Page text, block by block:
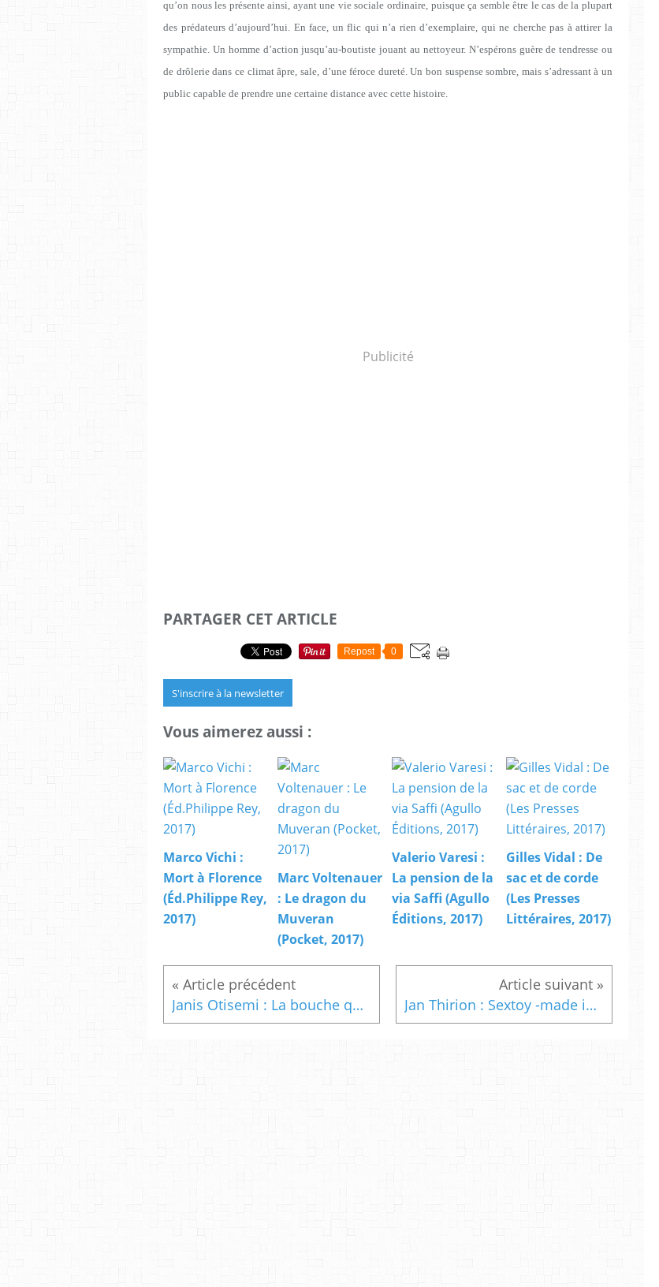
qu’on nous les présente ainsi, ayant une vie sociale ordinaire, puisque ça semble être le cas de la plupart
des prédateurs d’aujourd’hui. En face, un flic qui n’a rien d’exemplaire, qui ne cherche pas à attirer la
sympathie. Un homme d’action jusqu’au-boutiste jouant au nettoyeur. N’espérons guère de tendresse ou
de drôlerie dans ce climat âpre, sale, d’une féroce dureté. Un bon suspense sombre, mais s’adressant à un
public capable de prendre une certaine distance avec cette histoire.
Publicité
PARTAGER CET ARTICLE
Repost 0
S'inscrire à la newsletter
Vous aimerez aussi :
Marco Vichi :
Mort à Florence
(Éd.Philippe Rey,
2017)
Marc Voltenauer
: Le dragon du
Muveran
(Pocket, 2017)
Valerio Varesi :
La pension de la
via Saffi (Agullo
Éditions, 2017)
Gilles Vidal : De
sac et de corde
(Les Presses
Littéraires, 2017)
Janis Otisemi : La bouche qui mange ne parle pas (Éd.Jigal, 2010) Jan Thirion : Sextoy -made in China (Krakoen, 2010)